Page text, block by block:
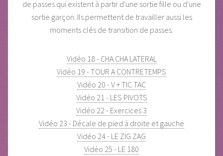
de passes qui existent à partir d'une sortie fille ou d'une
sortie garçon. Ils permettent de travailler aussi les
moments clés de transition de passes.
Vidéo 18 - CHA CHA LATERAL
Vidéo 19 - TOUR A CONTRETEMPS
Vidéo 20 - V + TIC TAC
Vidéo 21 - LES PIVOTS
Vidéo 22 - Exercices 3
Vidéo 23 - Décale de pied à droite et gauche
Vidéo 24 - LE ZIG ZAG
Vidéo 25 - LE 180